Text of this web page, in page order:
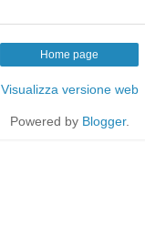
Home page
Visualizza versione web
Powered by Blogger.